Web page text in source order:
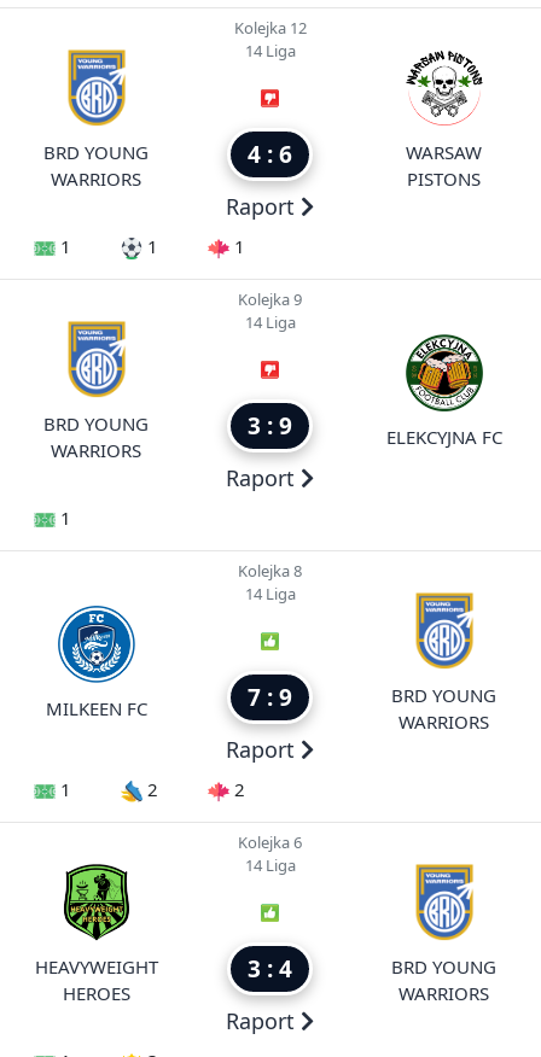
BRD YOUNG
WARRIORS
Kolejka 12
14 Liga
4 : 6
Raport
WARSAW
PISTONS
1 1 1
BRD YOUNG
WARRIORS
Kolejka 9
14 Liga
3 : 9
Raport
ELEKCYJNA FC
1
MILKEEN FC
Kolejka 8
14 Liga
7 : 9
Raport
BRD YOUNG
WARRIORS
1 2 2
HEAVYWEIGHT
HEROES
Kolejka 6
14 Liga
3 : 4
Raport
BRD YOUNG
WARRIORS